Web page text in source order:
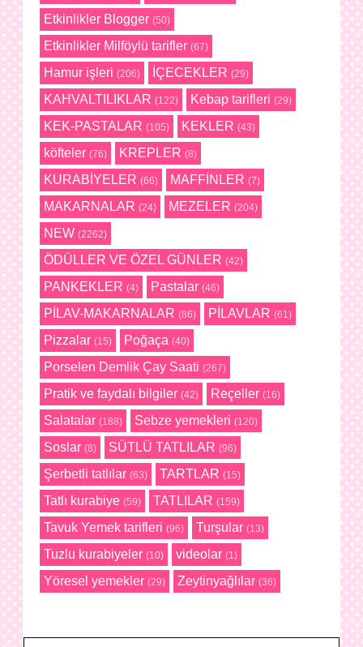
Etkinlikler Blogger (50)
Etkinlikler Milföylü tarifler (67)
Hamur işleri (206) İÇECEKLER (29)
KAHVALTILIKLAR (122) Kebap tarifleri (29)
KEK-PASTALAR (105) KEKLER (43)
köfteler (76) KREPLER (8)
KURABİYELER (66) MAFFİNLER (7)
MAKARNALAR (24) MEZELER (204)
NEW (2262)
ÖDÜLLER VE ÖZEL GÜNLER (42)
PANKEKLER (4) Pastalar (46)
PİLAV-MAKARNALAR (86) PİLAVLAR (61)
Pizzalar (15) Poğaça (40)
Porselen Demlik Çay Saati (267)
Pratik ve faydalı bilgiler (42) Reçeller (16)
Salatalar (188) Sebze yemekleri (120)
Soslar (8) SÜTLÜ TATLILAR (96)
Şerbetli tatlılar (63) TARTLAR (15)
Tatlı kurabiye (59) TATLILAR (159)
Tavuk Yemek tarifleri (96) Turşular (13)
Tuzlu kurabiyeler (10) videolar (1)
Yöresel yemekler (29) Zeytinyağlılar (36)